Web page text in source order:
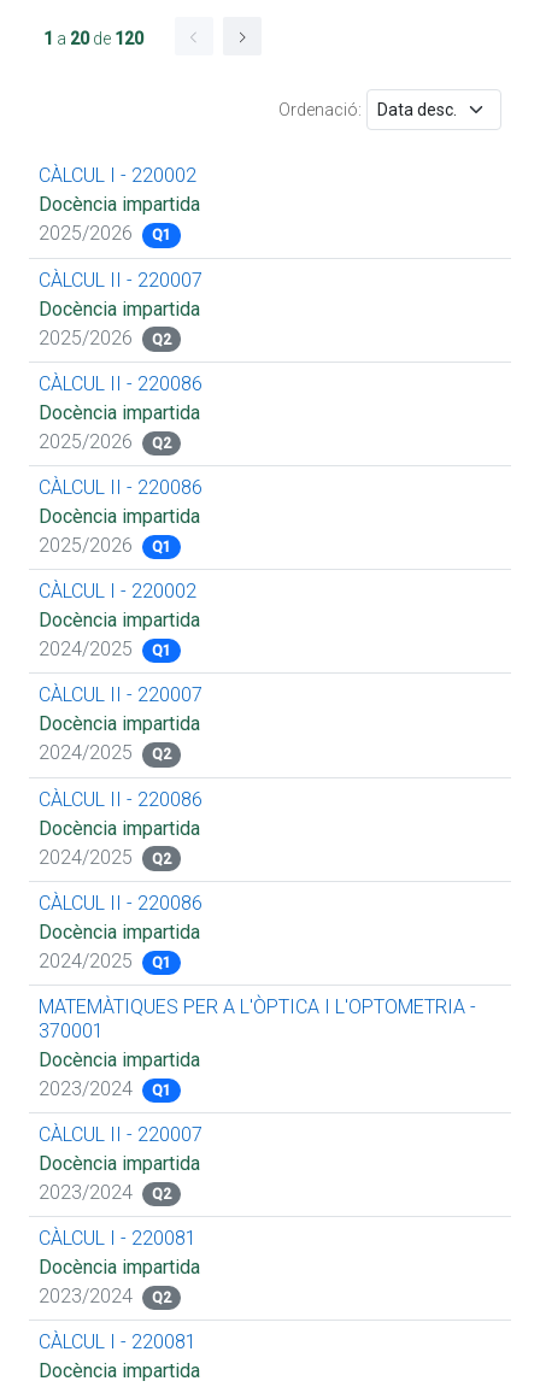
1 a 20de 120
Ordenació:
CÀLCUL I - 220002
Docència impartida
2025/2026
Q1
CÀLCUL II - 220007
Docència impartida
2025/2026
Q2
CÀLCUL II - 220086
Docència impartida
2025/2026
Q2
CÀLCUL II - 220086
Docència impartida
2025/2026
Q1
CÀLCUL I - 220002
Docència impartida
2024/2025
Q1
CÀLCUL II - 220007
Docència impartida
2024/2025
Q2
CÀLCUL II - 220086
Docència impartida
2024/2025
Q2
CÀLCUL II - 220086
Docència impartida
2024/2025
Q1
MATEMÀTIQUES PER A L'ÒPTICA I L'OPTOMETRIA -
370001
Docència impartida
2023/2024
Q1
CÀLCUL II - 220007
Docència impartida
2023/2024
Q2
CÀLCUL I - 220081
Docència impartida
2023/2024
Q2
CÀLCUL I - 220081
Docència impartida